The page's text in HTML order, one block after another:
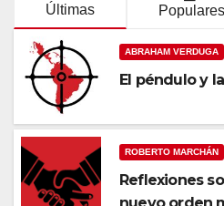
Últimas Populares
ABRAHAM VERDUGA
El péndulo y
ROBERTO MARCHÁN
Reflexiones